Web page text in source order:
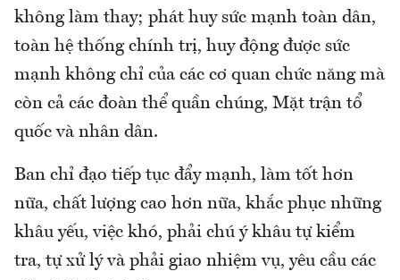
không làm thay; phát huy sức mạnh toàn dân,
toàn hệ thống chính trị, huy động được sức
mạnh không chỉ của các cơ quan chức năng mà
còn cả các đoàn thể quần chúng, Mặt trận tổ
quốc và nhân dân.
Ban chỉ đạo tiếp tục đẩy mạnh, làm tốt hơn
nữa, chất lượng cao hơn nữa, khắc phục những
khâu yếu, việc khó, phải chú ý khâu tự kiểm
tra, tự xử lý và phải giao nhiệm vụ, yêu cầu các